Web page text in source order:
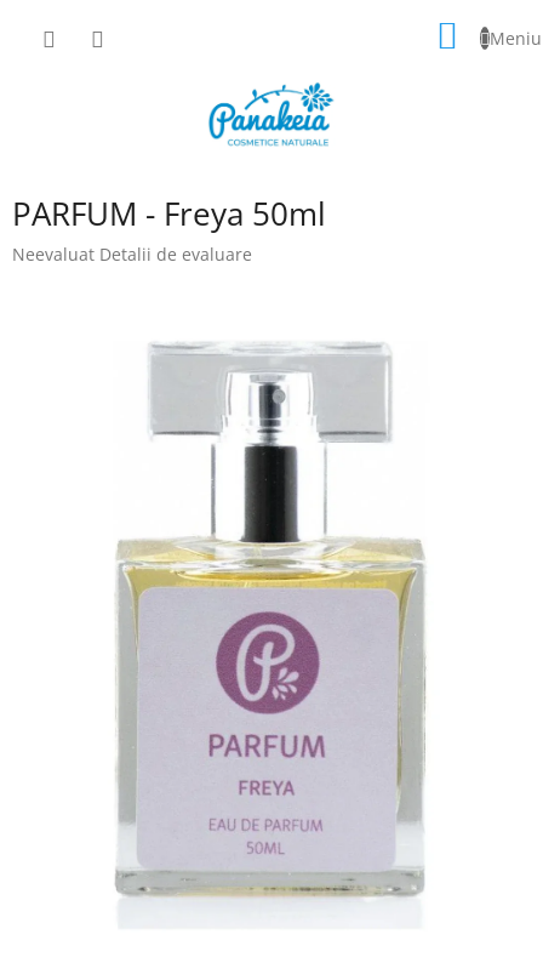
COŞ
PARFUM - Freya 50ml
Evaluarea
Neevaluat Detalii de evaluare